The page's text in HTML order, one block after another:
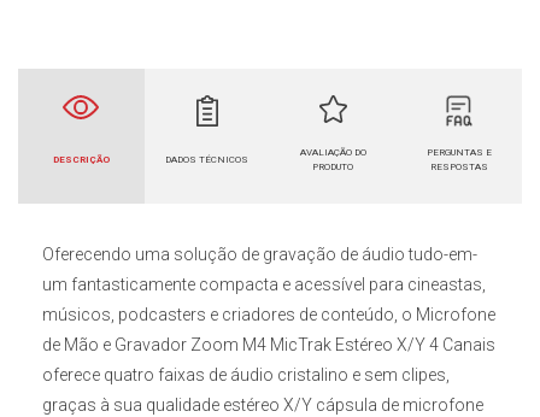
DESCRIÇÃO DADOS TÉCNICOS
AVALIAÇÃO DO
PRODUTO
PERGUNTAS E
RESPOSTAS
Oferecendo uma solução de gravação de áudio tudo-em-
um fantasticamente compacta e acessível para cineastas,
músicos, podcasters e criadores de conteúdo, o Microfone
de Mão e Gravador Zoom M4 MicTrak Estéreo X/Y 4 Canais
oferece quatro faixas de áudio cristalino e sem clipes,
graças à sua qualidade estéreo X/Y cápsula de microfone